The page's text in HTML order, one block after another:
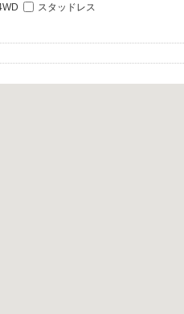
スタッドレス